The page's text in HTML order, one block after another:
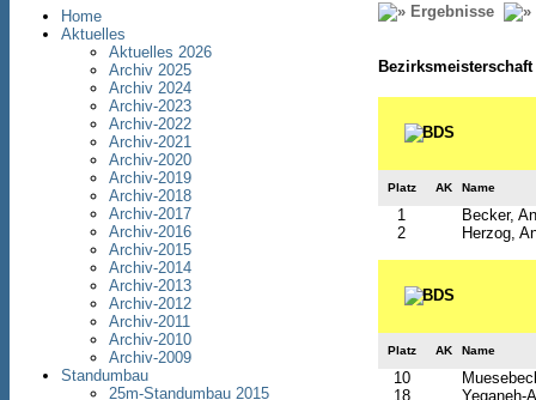
Home
Aktuelles
Aktuelles 2026
Archiv 2025
Archiv 2024
Archiv-2023
Archiv-2022
Archiv-2021
Archiv-2020
Archiv-2019
Archiv-2018
Archiv-2017
Archiv-2016
Archiv-2015
Archiv-2014
Archiv-2013
Archiv-2012
Archiv-2011
Archiv-2010
Archiv-2009
Standumbau
25m-Standumbau 2015
Ergebnisse
Bezirksmeisterschaft
Platz AK Name
1
Becker,
2
Herzog,
Platz AK Name
10
18
Yeganeh-